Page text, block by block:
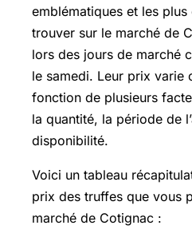
emblématiques et les plus
trouver sur le marché de
lors des jours de marché
le samedi. Leur prix varie
fonction de plusieurs
la quantité, la période de
disponibilité.
Voici un tableau
prix des truffes que vous
marché de Cotignac :